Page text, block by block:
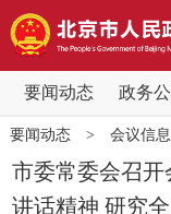
要闻动态 政务
要闻动态
党中央精神
北京要闻
要闻动态> 会议信息
市委常委会召
讲话精神 研究